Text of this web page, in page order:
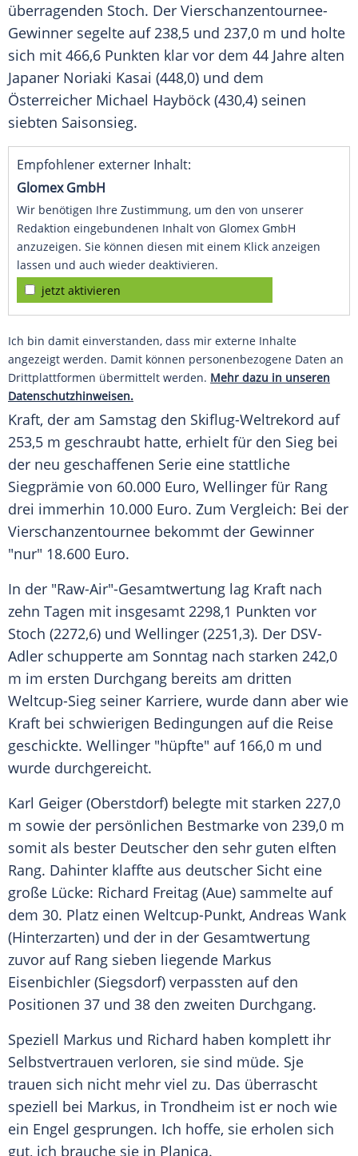
überragenden Stoch. Der Vierschanzentournee-
Gewinner segelte auf 238,5 und 237,0 m und holte
sich mit 466,6 Punkten klar vor dem 44 Jahre alten
Japaner Noriaki Kasai (448,0) und dem
Österreicher Michael Hayböck (430,4) seinen
siebten Saisonsieg.
Empfohlener externer Inhalt:
Glomex GmbH
Wir benötigen Ihre Zustimmung, um den von unserer
Redaktion eingebundenen Inhalt von Glomex GmbH
anzuzeigen. Sie können diesen mit einem Klick anzeigen
lassen und auch wieder deaktivieren.
jetzt aktivieren
Ich bin damit einverstanden, dass mir externe Inhalte
angezeigt werden. Damit können personenbezogene Daten an
Drittplattformen übermittelt werden. Mehr dazu in unseren
Datenschutzhinweisen.
Kraft, der am Samstag den Skiflug-Weltrekord auf
253,5 m geschraubt hatte, erhielt für den Sieg bei
der neu geschaffenen Serie eine stattliche
Siegprämie von 60.000 Euro, Wellinger für Rang
drei immerhin 10.000 Euro. Zum Vergleich: Bei der
Vierschanzentournee bekommt der Gewinner
"nur" 18.600 Euro.
In der "Raw-Air"-Gesamtwertung lag Kraft nach
zehn Tagen mit insgesamt 2298,1 Punkten vor
Stoch (2272,6) und Wellinger (2251,3). Der DSV-
Adler schupperte am Sonntag nach starken 242,0
m im ersten Durchgang bereits am dritten
Weltcup-Sieg seiner Karriere, wurde dann aber wie
Kraft bei schwierigen Bedingungen auf die Reise
geschickte. Wellinger "hüpfte" auf 166,0 m und
wurde durchgereicht.
Karl Geiger (Oberstdorf) belegte mit starken 227,0
m sowie der persönlichen Bestmarke von 239,0 m
somit als bester Deutscher den sehr guten elften
Rang. Dahinter klaffte aus deutscher Sicht eine
große Lücke: Richard Freitag (Aue) sammelte auf
dem 30. Platz einen Weltcup-Punkt, Andreas Wank
(Hinterzarten) und der in der Gesamtwertung
zuvor auf Rang sieben liegende Markus
Eisenbichler (Siegsdorf) verpassten auf den
Positionen 37 und 38 den zweiten Durchgang.
Speziell Markus und Richard haben komplett ihr
Selbstvertrauen verloren, sie sind müde. Sje
trauen sich nicht mehr viel zu. Das überrascht
speziell bei Markus, in Trondheim ist er noch wie
ein Engel gesprungen. Ich hoffe, sie erholen sich
gut, ich brauche sie in Planica.